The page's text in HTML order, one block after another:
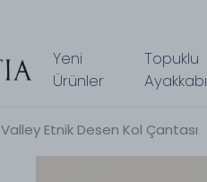
Yeni
Ürünler
Topuklu
Ayakkabı
Valley Etnik Desen Kol Çantası